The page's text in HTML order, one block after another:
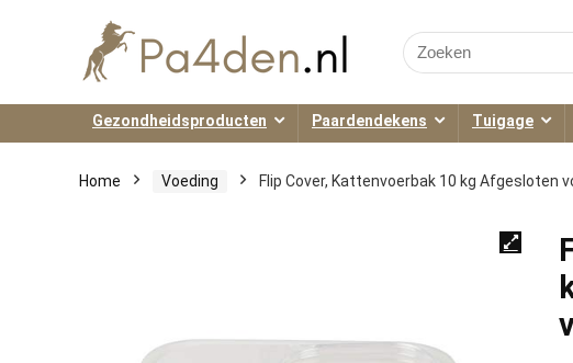
Search
for:
Gezondheidsproducten Paardendekens Tuigage
Home Voeding Flip Cover, Kattenvoerbak 10 kg Afgesloten